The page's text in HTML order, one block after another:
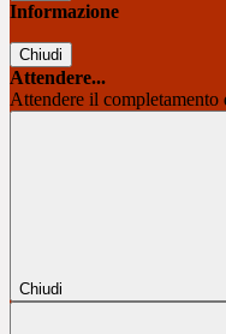
Informazione
Chiudi
Attendere...
Attendere il completamento
Chiudi